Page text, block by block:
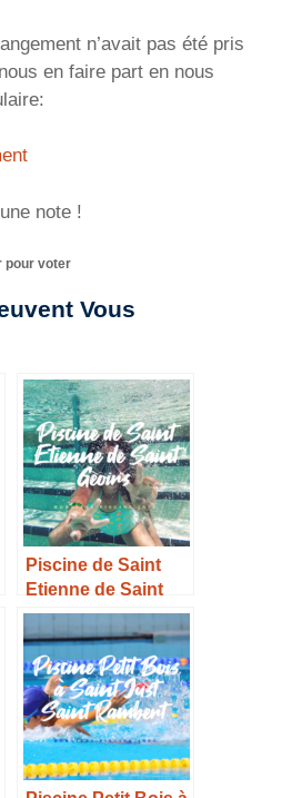
n’avait pas été pris
en faire part en nous
note !
pour voter
Vous
Piscine de Saint
Etienne de Saint
Geoirs – Horaires,
Tarifs et Infos –